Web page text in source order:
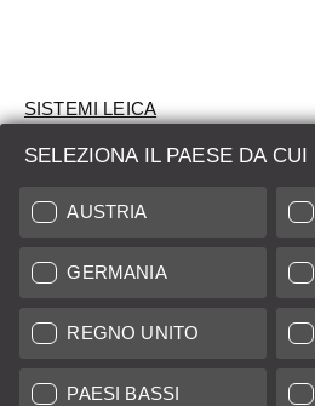
SELEZIONA IL PAESE DA
AUSTRIA
GERMANIA
REGNO UNITO
PAESI BASSI
SISTEMI LEICA
VALUTAZIONE
CERCHI UN PRODOTTO?
ASTE
PRODOTTI NUOVI
LEICA STORES